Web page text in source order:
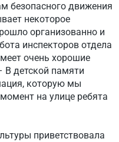
безопасного движения
некоторое
организованно и
инспекторов отдела
очень хорошие
В детской памяти
которую мы
на улице ребята
приветствовала